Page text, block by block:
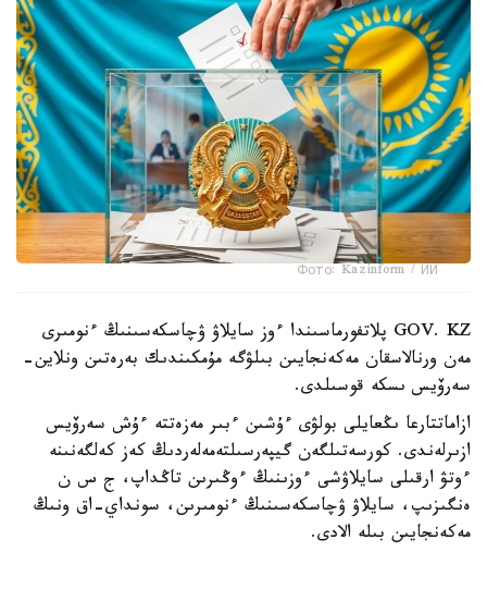
Фото: Kazinform / ИИ
GOV. KZ پلاتفورماسىندا ءوز سايلاۋ ۋچاسكەسىنىڭ ءنومىرى
مەن ورنالاسقان مەكەنجايىن بىلۋگە مۇمكىندىك بەرەتىن ونلاين-
سەرۆيس ىسكە قوسىلدى.
ازاماتتارعا ىڭعايلى بولۋى ءۇشىن ءبىر مەزەتتە ءۇش سەرۆيس
ازىرلەندى. كورسەتىلگەن گيپەرسىلتەمەلەردىڭ كەز كەلگەنىنە
ءوتۋ ارقىلى سايلاۋشى ءوزىنىڭ ءوڭىرىن تاڭداپ، ج س ن
ەنگىزىپ، سايلاۋ ۋچاسكەسىنىڭ ءنومىرىن، سونداي-اق ونىڭ
مەكەنجايىن بىلە الادى.